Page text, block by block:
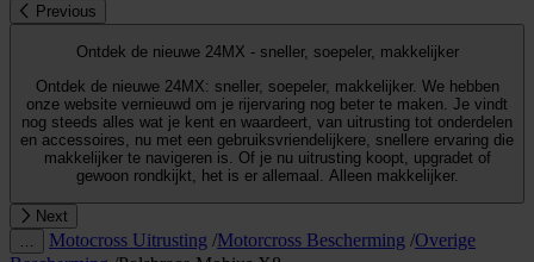
Previous
Ontdek de nieuwe 24MX - sneller, soepeler, makkelijker
Ontdek de nieuwe 24MX: sneller, soepeler, makkelijker. We hebben
onze website vernieuwd om je rijervaring nog beter te maken. Je vindt
nog steeds alles wat je kent en waardeert, van uitrusting tot onderdelen
en accessoires, nu met een gebruiksvriendelijkere, snellere ervaring die
makkelijker te navigeren is. Of je nu uitrusting koopt, upgradet of
gewoon rondkijkt, het is er allemaal. Alleen makkelijker.
Next
Motocross Uitrusting /Motorcross Bescherming /Overige